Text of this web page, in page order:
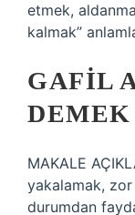
etmek,
kalmak”
GAFIL
MAKALE
yakalamak,
durumdan